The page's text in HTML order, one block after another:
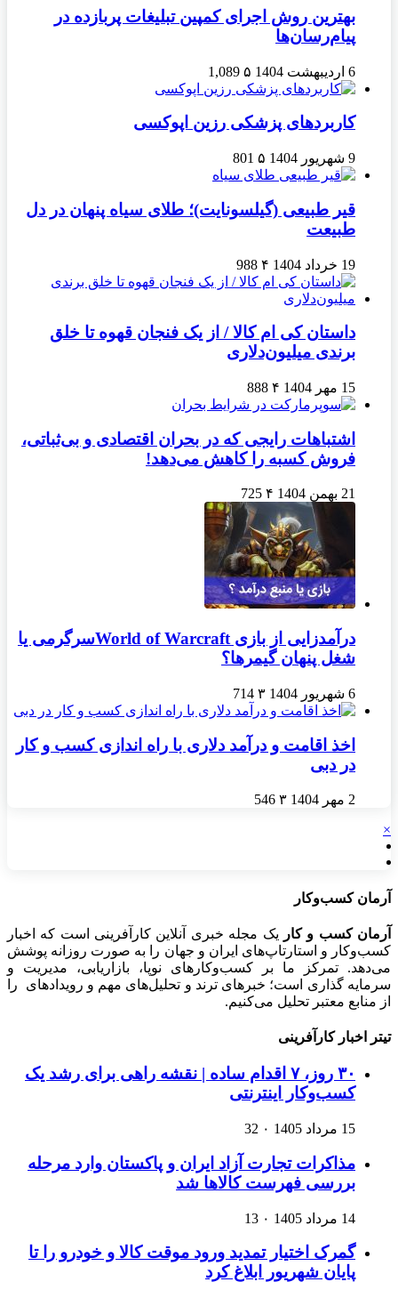
بهترین روش اجرای کمپین تبلیغات پربازده در
پیام‌رسان‌ها
6 اردیبهشت 1404 ۵ 1,089
کاربردهای پزشکی رزین اپوکسی
9 شهریور 1404 ۵ 801
قیر طبیعی (گیلسونایت)؛ طلای سیاه پنهان در دل
طبیعت
19 خرداد 1404 ۴ 988
داستان کی ام کالا / از یک فنجان قهوه تا خلق
برندی میلیون‌دلاری
15 مهر 1404 ۴ 888
اشتباهات رایجی که در بحران اقتصادی و بی‌ثباتی،
فروش کسبه را کاهش می‌دهد!
21 بهمن 1404 ۴ 725
درآمدزایی از بازی World of Warcraftسرگرمی یا
شغل پنهان گیمرها؟
6 شهریور 1404 ۳ 714
اخذ اقامت و درآمد دلاری با راه اندازی کسب و کار
در دبی
2 مهر 1404 ۳ 546
×
آرمان کسب‌وکار
آرمان کسب و کار
یک مجله خبری آنلاین کارآفرینی است که اخبار
کسب‌وکار و استارتاپ‌های ایران و جهان را به صورت روزانه پوشش
می‌دهد. تمرکز ما بر کسب‌وکارهای نوپا، بازاریابی، مدیریت و
سرمایه گذاری است؛ خبرهای ترند و تحلیل‌های مهم و رویدادهای را
از منابع معتبر تحلیل می‌کنیم.
تیتر اخبار کارآفرینی
۳۰ روز، ۷ اقدام ساده | نقشه راهی برای رشد یک
کسب‌وکار اینترنتی
15 مرداد 1405 ۰ 32
مذاکرات تجارت آزاد ایران و پاکستان وارد مرحله
بررسی فهرست کالاها شد
14 مرداد 1405 ۰ 13
گمرک اختیار تمدید ورود موقت کالا و خودرو را تا
پایان شهریور ابلاغ کرد